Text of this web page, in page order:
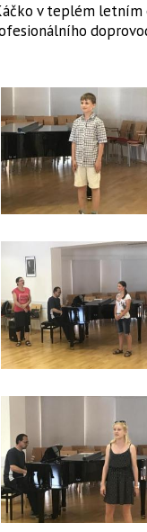
v teplém letním